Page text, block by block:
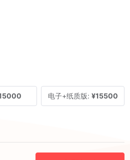
电子+纸质版: ¥15500